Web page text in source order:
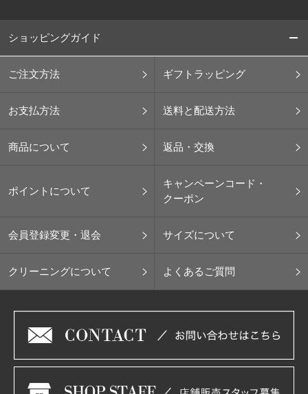
ショッピングガイド
ご注文方法 ギフトラッピング
お支払方法 送料と配送方法
商品について 返品・交換
ポイントについて
キャンペーンコード・
クーポン
会員登録変更・退会 サイズについて
クリーニングについて よくあるご質問